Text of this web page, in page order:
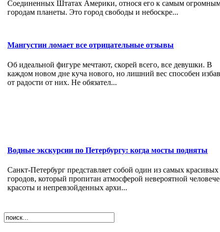
Соединенных Штатах Америки, относя его к самым
городам планеты. Это город свободы и небоскре...
Мангустин ломает все отрицательные отзывы
Об идеальной фигуре мечтают, скорей всего, все девушки. В
каждом новом дне куча нового, но лишний вес способен
от радости от них. Не обязател...
Водные экскурсии по Петербургу: когда мосты подняты
Санкт-Петербург представляет собой один из самых красивых
городов, который пропитан атмосферой невероятной
красоты и непревзойденных архи...